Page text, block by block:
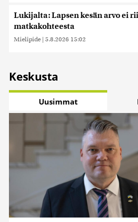
Lukijalta: Lapsen kesän arvo ei
matkakohteesta
Mielipide | 5.8.2026 15:02
Keskusta
Uusimmat